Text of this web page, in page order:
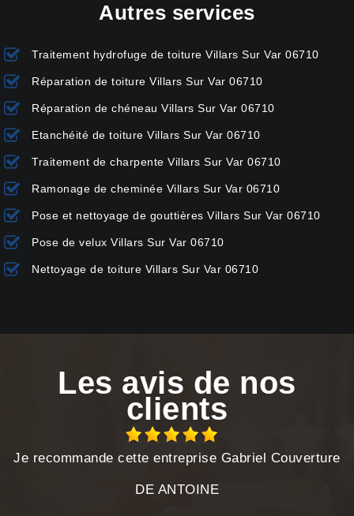
Autres services
Traitement hydrofuge de toiture Villars Sur Var 06710
Réparation de toiture Villars Sur Var 06710
Réparation de chéneau Villars Sur Var 06710
Etanchéité de toiture Villars Sur Var 06710
Traitement de charpente Villars Sur Var 06710
Ramonage de cheminée Villars Sur Var 06710
Pose et nettoyage de gouttières Villars Sur Var 06710
Pose de velux Villars Sur Var 06710
Nettoyage de toiture Villars Sur Var 06710
Les avis de nos
clients
Je recommande cette entreprise Gabriel Couverture
DE ANTOINE